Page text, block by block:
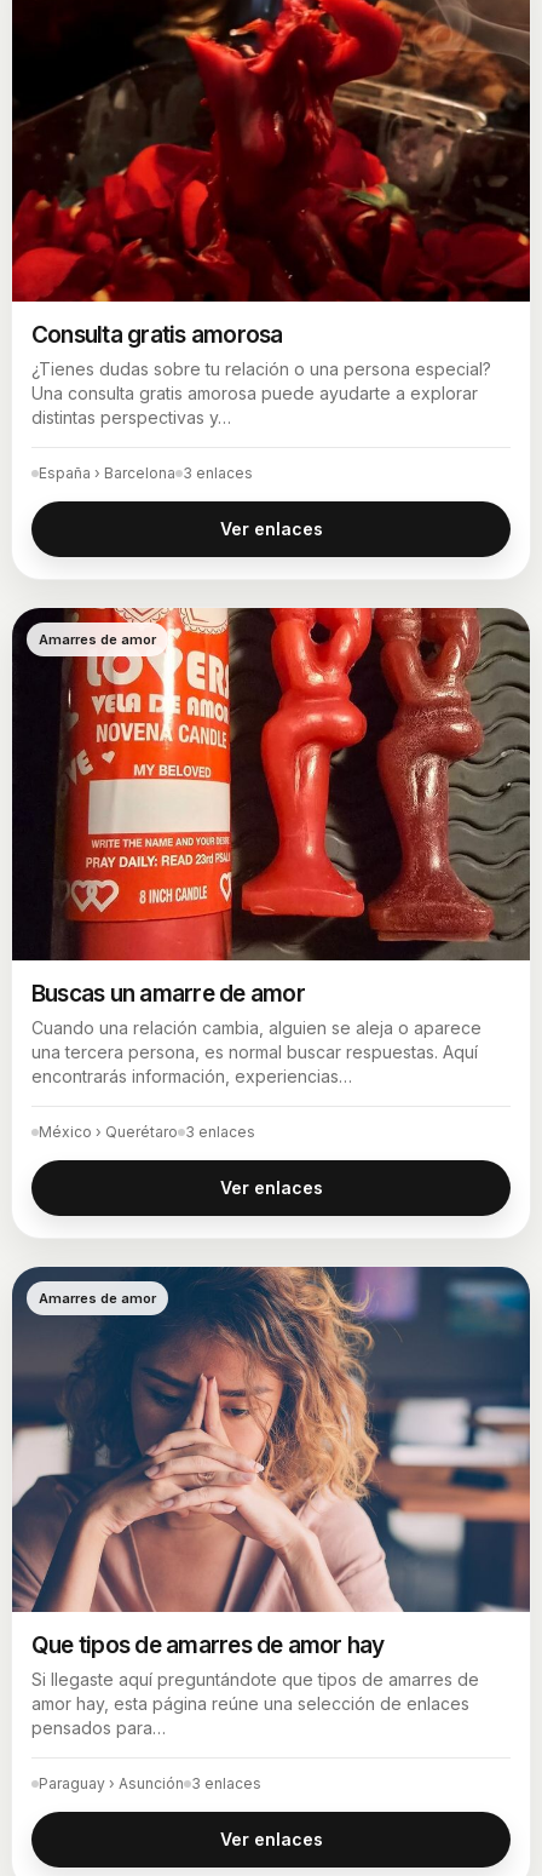
Consulta gratis amorosa
¿Tienes dudas sobre tu relación o una persona especial?
Una consulta gratis amorosa puede ayudarte a explorar
distintas perspectivas y…
España › Barcelona 3 enlaces
Ver enlaces
Amarres de amor
Buscas un amarre de amor
Cuando una relación cambia, alguien se aleja o aparece
una tercera persona, es normal buscar respuestas. Aquí
encontrarás información, experiencias…
México › Querétaro 3 enlaces
Ver enlaces
Amarres de amor
Que tipos de amarres de amor hay
Si llegaste aquí preguntándote que tipos de amarres de
amor hay, esta página reúne una selección de enlaces
pensados para…
Paraguay › Asunción 3 enlaces
Ver enlaces